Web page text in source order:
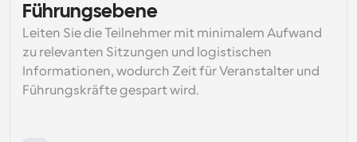
Führungsebene
Leiten Sie die Teilnehmer mit minimalem Aufwand
zu relevanten Sitzungen und logistischen
Informationen, wodurch Zeit für Veranstalter und
Führungskräfte gespart wird.